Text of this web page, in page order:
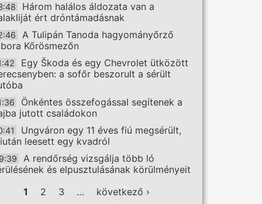
Három halálos áldozata van a
ért dróntámadásnak
A Tulipán Tanoda hagyományőrző
Kőrösmezőn
Egy Škoda és egy Chevrolet ütközött
a sofőr beszorult a sérült
Önkéntes összefogással segítenek a
jutott családokon
Ungváron egy 11 éves fiú megsérült,
leesett egy kvadról
A rendőrség vizsgálja több ló
és elpusztulásának körülményeit
Oldalak
1 2 3 … következő ›